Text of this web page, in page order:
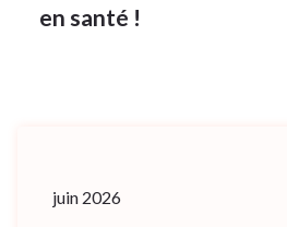
en santé !
juin 2026